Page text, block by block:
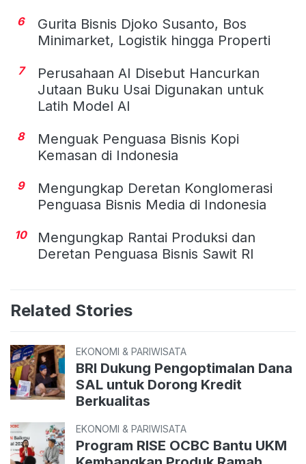
6
Gurita Bisnis Djoko Susanto, Bos
Minimarket, Logistik hingga Properti
7
Perusahaan AI Disebut Hancurkan
Jutaan Buku Usai Digunakan untuk
Latih Model AI
8
Menguak Penguasa Bisnis Kopi
Kemasan di Indonesia
9
Mengungkap Deretan Konglomerasi
Penguasa Bisnis Media di Indonesia
10
Mengungkap Rantai Produksi dan
Deretan Penguasa Bisnis Sawit RI
Related Stories
EKONOMI & PARIWISATA
BRI Dukung Pengoptimalan Dana
SAL untuk Dorong Kredit
Berkualitas
EKONOMI & PARIWISATA
Program RISE OCBC Bantu UKM